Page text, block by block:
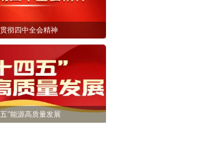
彻四中全会精神
”能源高质量发展